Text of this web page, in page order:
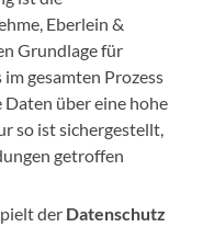
Eberlein &
Grundlage für
gesamten Prozess
Daten über eine hohe
so ist sichergestellt,
getroffen
der Datenschutz